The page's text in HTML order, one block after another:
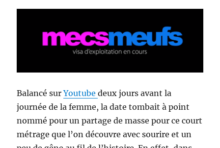
Balancé surYoutubedeux jours avant la
journée de la femme, la date tombait à point
nommé pour un partage de masse pour ce court
métrage que l’on découvre avec sourire et un